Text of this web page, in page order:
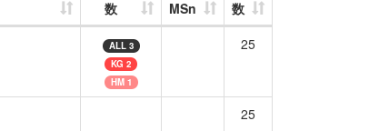
数
MSn
数
ALL 3
KG 2
HM 1
25
25